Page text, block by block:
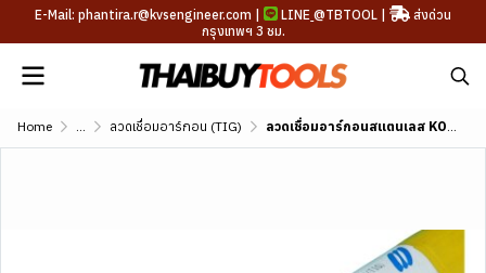
E-Mail: phantira.r@kvsengineer.com | LINE @TBTOOL |
ส่งด่วน
กรุงเทพฯ 3 ชม.
Home ... ลวดเชื่อมอาร์กอน (TIG) ลวดเชื่อมอาร์กอนสแตนเลส KOBE TG-S308L (AWS A5.9 ER308L)